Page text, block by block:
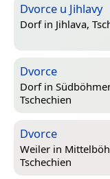
Dvorce u Jihlavy
Dorf in Jihlava,
Dvorce
Dorf in
Tschechien
Dvorce
Weiler in
Tschechien